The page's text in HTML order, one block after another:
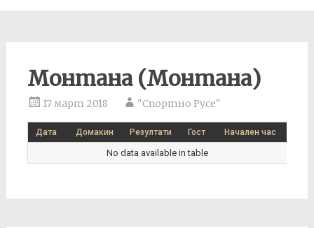
Монтана (Монтана)
17 март 2018 "Спортно Русе"
Дата Домакин Резултати Гост Начален час
No data available in table